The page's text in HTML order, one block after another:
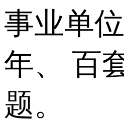
事业单
年、 百
题。